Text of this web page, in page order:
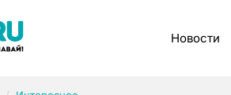
Новости